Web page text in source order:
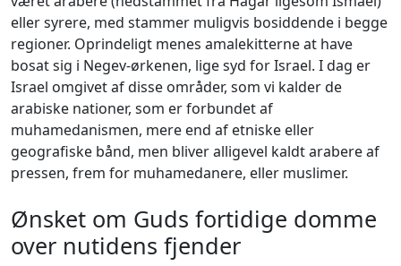
eller syrere, med stammer muligvis bosiddende i begge
regioner. Oprindeligt menes amalekitterne at have
bosat sig i Negev-ørkenen, lige syd for Israel. I dag er
Israel omgivet af disse områder, som vi kalder de
arabiske nationer, som er forbundet af
muhamedanismen, mere end af etniske eller
geografiske bånd, men bliver alligevel kaldt arabere af
pressen, frem for muhamedanere, eller muslimer.
Ønsket om Guds fortidige domme
over nutidens fjender